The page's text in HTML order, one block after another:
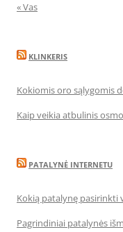
« Vas
KLINKERIS
Kokiomis oro sąlygomis
Kaip veikia atbulinis
PATALYNĖ INTERNETU
Kokią patalynę pasirinkti
Pagrindiniai patalynės